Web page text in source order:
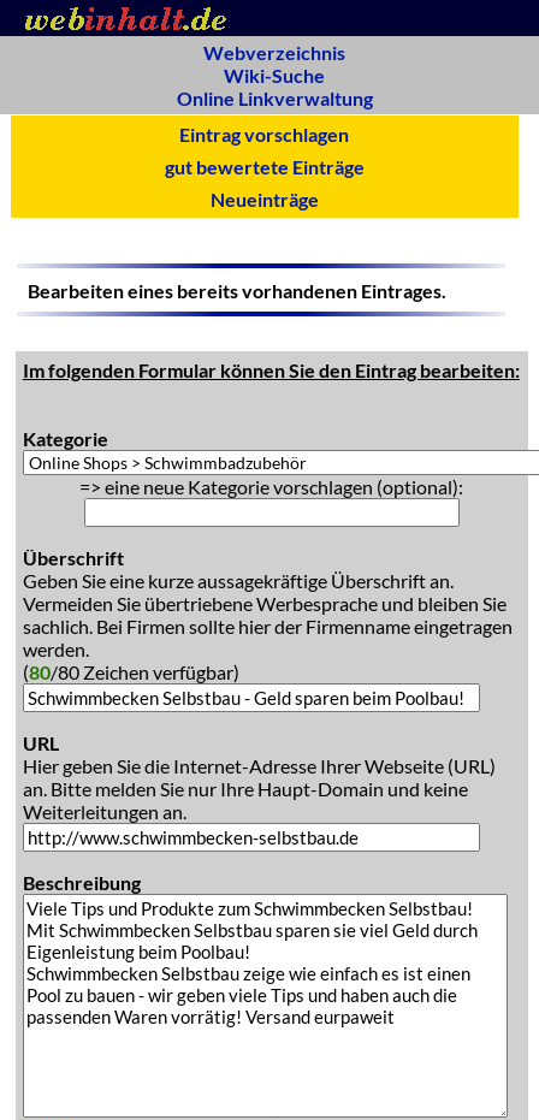
Webverzeichnis
Wiki-Suche
Online Linkverwaltung
Eintrag vorschlagen
gut bewertete Einträge
Neueinträge
Bearbeiten eines bereits vorhandenen Eintrages.
Im folgenden Formular können Sie den Eintrag bearbeiten:
Kategorie
=> eine neue Kategorie vorschlagen (optional):
Überschrift
Geben Sie eine kurze aussagekräftige Überschrift an.
Vermeiden Sie übertriebene Werbesprache und bleiben Sie
sachlich. Bei Firmen sollte hier der Firmenname eingetragen
werden.
(80/80 Zeichen verfügbar)
URL
Hier geben Sie die Internet-Adresse Ihrer Webseite (URL)
an. Bitte melden Sie nur Ihre Haupt-Domain und keine
Weiterleitungen an.
Beschreibung